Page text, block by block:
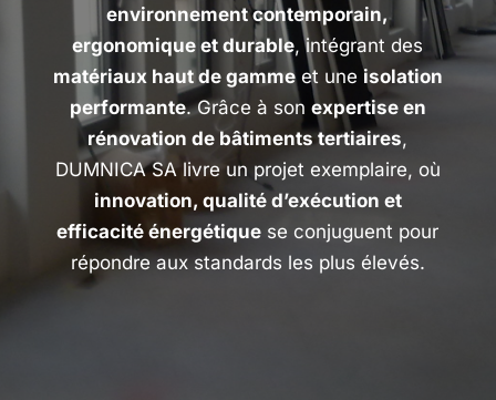
environnement contemporain,
ergonomique et durable, intégrant des
matériaux haut de gammeet une isolation
performante. Grâce à son expertise en
rénovation de bâtiments tertiaires,
DUMNICA SA livre un projet exemplaire, où
innovation, qualité d’exécution et
efficacité énergétique se conjuguent pour
répondre aux standards les plus élevés.